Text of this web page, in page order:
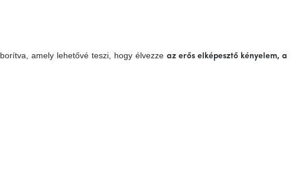
borítva, amely lehetővé teszi, hogy élvezze az erős elképesztő kényelem, a